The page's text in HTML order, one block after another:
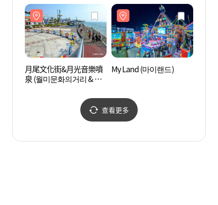
月尾文化街&月光音樂噴
泉 (월미문화의거리 & 달
My Land (마이랜드)
查看更多